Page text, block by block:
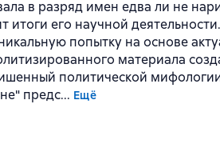
в разряд имен едва ли не
итоги его научной
попытку на основе
материала
политической
предс... Ещё